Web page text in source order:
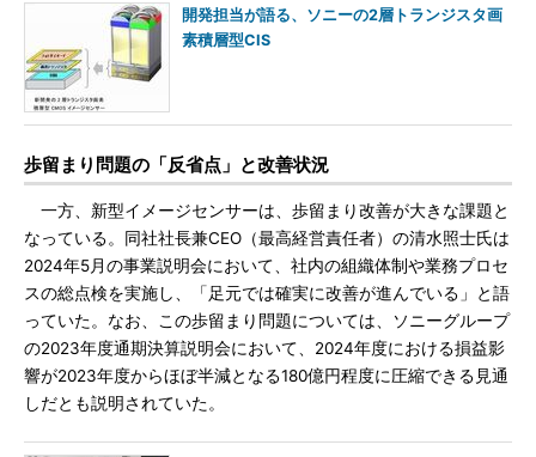
開発担当が語る、ソニーの2層トランジスタ画
素積層型CIS
歩留まり問題の「反省点」と改善状況
一方、新型イメージセンサーは、歩留まり改善が大きな課題と
なっている。同社社長兼CEO（最高経営責任者）の清水照士氏は
2024年5月の事業説明会において、社内の組織体制や業務プロセ
スの総点検を実施し、「足元では確実に改善が進んでいる」と語
っていた。なお、この歩留まり問題については、ソニーグループ
の2023年度通期決算説明会において、2024年度における損益影
響が2023年度からほぼ半減となる180億円程度に圧縮できる見通
しだとも説明されていた。